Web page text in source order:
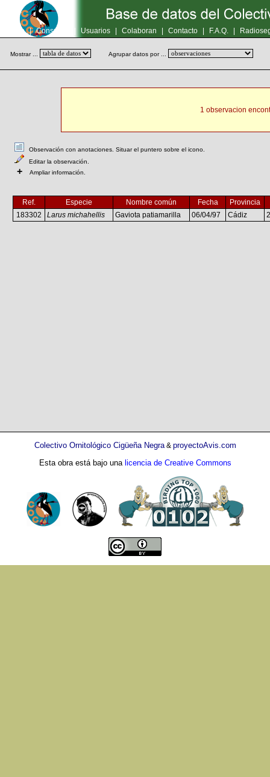
Inicio | Consultas Usuarios Colaboran Contacto F.A.Q.
Mostrar ... Agrupar datos por ...
1 observacion
Observación con anotaciones. Situar el puntero sobre el icono.
Editar la observación.
+ Ampliar información.
Ref. Especie Nombre común Fecha
Provincia
183302
Larus michahellis Gaviota patiamarilla 06/04/97 Cádiz
Colectivo Ornitológico Cigüeña Negra& proyectoAvis.com
Esta obra está bajo una licencia de Creative Commons